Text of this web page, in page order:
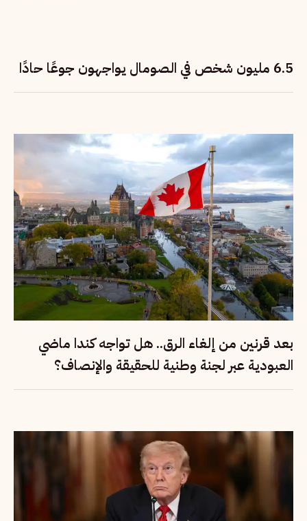
6.5 مليون شخص في الصومال يواجهون جوعًا حادًا
بعد قرنين من إلغاء الرق.. هل تواجه كندا ماضي
العبودية عبر لجنة وطنية للحقيقة والإنصاف؟